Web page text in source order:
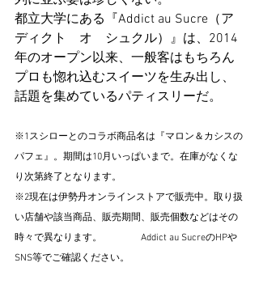
都立大学にある『Addict au Sucre（ア
ディクト　オ　シュクル）』は、2014
年のオープン以来、一般客はもちろん
プロも惚れ込むスイーツを生み出し、
話題を集めているパティスリーだ。
※1スシローとのコラボ商品名は『マロン＆カシスの
パフェ』。期間は10月いっぱいまで。在庫がなくな
り次第終了となります。
※2現在は伊勢丹オンラインストアで販売中。取り扱
い店舗や該当商品、販売期間、販売個数などはその
時々で異なります。　　　　Addict au SucreのHPや
SNS等でご確認ください。